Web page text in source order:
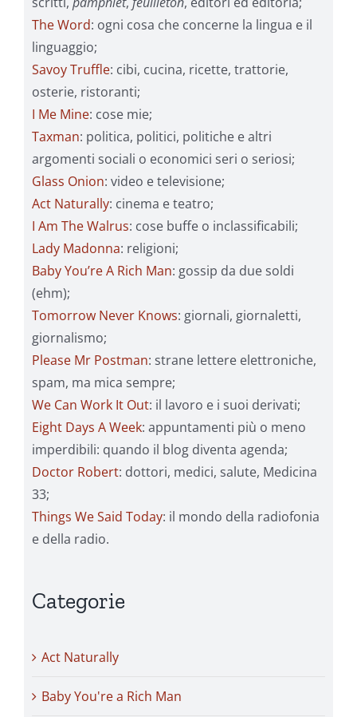
The Word: ogni cosa che concerne la lingua e il
linguaggio;
Savoy Truffle: cibi, cucina, ricette, trattorie,
osterie, ristoranti;
I Me Mine: cose mie;
Taxman: politica, politici, politiche e altri
argomenti sociali o economici seri o seriosi;
Glass Onion: video e televisione;
Act Naturally: cinema e teatro;
I Am The Walrus: cose buffe o inclassificabili;
Lady Madonna: religioni;
Baby You’re A Rich Man: gossip da due soldi
(ehm);
Tomorrow Never Knows: giornali, giornaletti,
giornalismo;
Please Mr Postman: strane lettere elettroniche,
spam, ma mica sempre;
We Can Work It Out: il lavoro e i suoi derivati;
Eight Days A Week: appuntamenti più o meno
imperdibili: quando il blog diventa agenda;
Doctor Robert: dottori, medici, salute, Medicina
33;
Things We Said Today: il mondo della radiofonia
e della radio.
Categorie
Act Naturally
Baby You're a Rich Man